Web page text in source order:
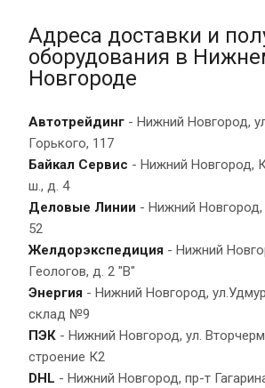
Адреса доставки и
оборудования в
Новгороде
Автотрейдинг - Нижний Новгород,
Горького, 117
Байкал Сервис - Нижний Новгород,
ш., д. 4
Деловые Линии - Нижний
52
Желдорэкспедиция - Нижний
Геологов, д. 2 "В"
Энергия - Нижний Новгород,
склад №9
ПЭК - Нижний Новгород, ул.
строение К2
DHL - Нижний Новгород, пр-т